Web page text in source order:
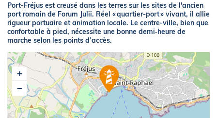
Port-Fréjus est creusé dans les terres sur les sites de l'ancien
port romain de Forum Julii. Réel « quartier-port » vivant, il allie
rigueur portuaire et animation locale. Le centre-ville, bien que
confortable à pied, nécessite une bonne demi‑heure de
marche selon les points d’accès.
+
−